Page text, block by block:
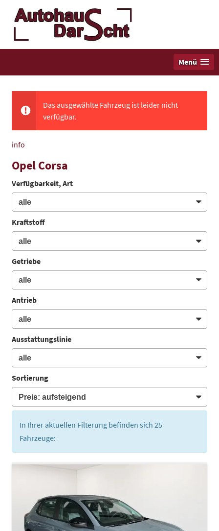
Menü
Das ausgewählte Fahrzeug ist leider nicht
verfügbar.
info
Opel Corsa
Verfügbarkeit, Art
Kraftstoff
Getriebe
Antrieb
Ausstattungslinie
Sortierung
In Ihrer aktuellen Filterung befinden sich 25
Fahrzeuge: